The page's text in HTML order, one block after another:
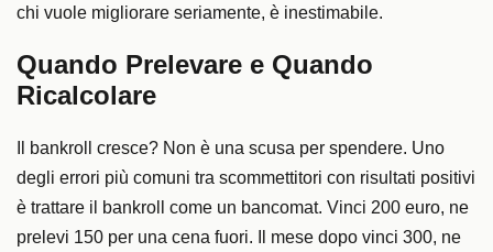
chi vuole migliorare seriamente, è inestimabile.
Quando Prelevare e Quando
Ricalcolare
Il bankroll cresce? Non è una scusa per spendere. Uno
degli errori più comuni tra scommettitori con risultati positivi
è trattare il bankroll come un bancomat. Vinci 200 euro, ne
prelevi 150 per una cena fuori. Il mese dopo vinci 300, ne